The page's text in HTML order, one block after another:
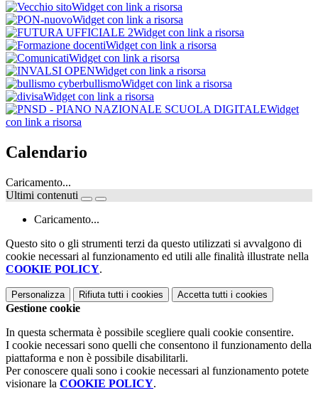
Widget con link a risorsa
Widget con link a risorsa
Widget con link a risorsa
Widget con link a risorsa
Widget con link a risorsa
Widget con link a risorsa
Widget con link a risorsa
Widget con link a risorsa
Widget
con link a risorsa
Calendario
Caricamento...
Ultimi contenuti
Caricamento...
Questo sito o gli strumenti terzi da questo utilizzati si avvalgono di
cookie necessari al funzionamento ed utili alle finalità illustrate nella
COOKIE POLICY.
Personalizza Rifiuta tutti i cookies Accetta tutti i cookies
Gestione cookie
In questa schermata è possibile scegliere quali cookie consentire.
I cookie necessari sono quelli che consentono il funzionamento della
piattaforma e non è possibile disabilitarli.
Per conoscere quali sono i cookie necessari al funzionamento potete
visionare la COOKIE POLICY.